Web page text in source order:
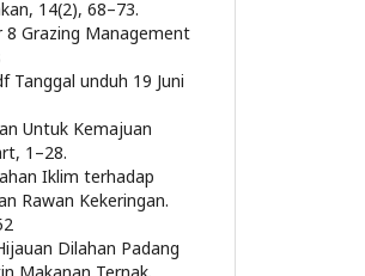
14(2), 68–73.
8 Grazing Management
Tanggal unduh 19 Juni
Untuk Kemajuan
1–28.
Iklim terhadap
Rawan Kekeringan.
Dilahan Padang